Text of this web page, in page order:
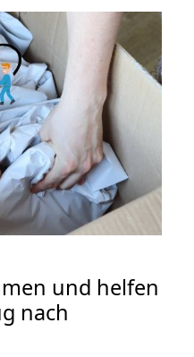
und helfen
nach